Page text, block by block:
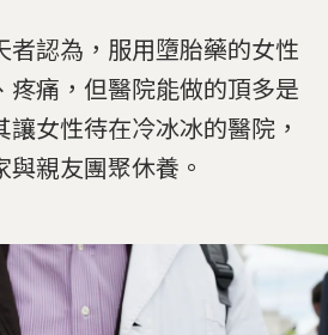
者認為，服用墮胎藥的女性
疼痛，但醫院能做的頂多是
女性待在冷冰冰的醫院，
親友團聚休養。